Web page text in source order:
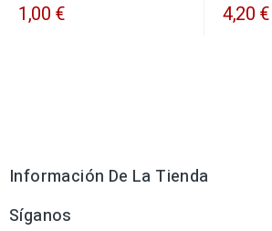
1,00 € 4,20 €
Información De La Tienda
Síganos